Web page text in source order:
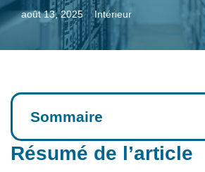
août 13, 2025 Intérieur
Sommaire
Résumé de l’article